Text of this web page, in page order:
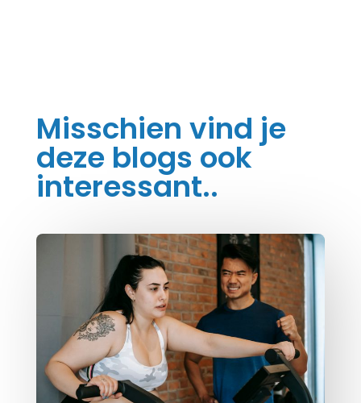
Misschien vind je
deze blogs ook
interessant..